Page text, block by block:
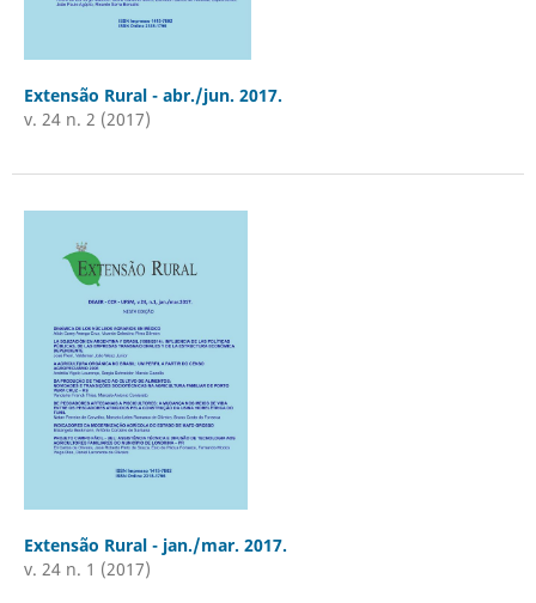
Extensão Rural - abr./jun. 2017.
v. 24 n. 2 (2017)
Extensão Rural - jan./mar. 2017.
v. 24 n. 1 (2017)